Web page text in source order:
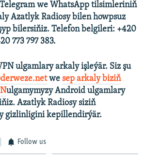
we WhatsApp tilsimleriniň
Azatlyk Radiosy bilen howpsuz
bilersiňiz. Telefon belgileri: +420
773 797 383.
ulgamlary arkaly işleýär. Siz şu
we sep arkaly biziň
ulgamymyzy Android ulgamlary
Azatlyk Radiosy siziň
gizlinligini kepillendirýär.
Follow us